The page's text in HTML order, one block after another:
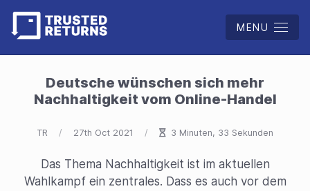
MENU
Deutsche wünschen sich mehr
Nachhaltigkeit vom Online-Handel
TR 27th Oct 2021 3 Minuten, 33 Sekunden
Das Thema Nachhaltigkeit ist im aktuellen
Wahlkampf ein zentrales. Dass es auch vor dem